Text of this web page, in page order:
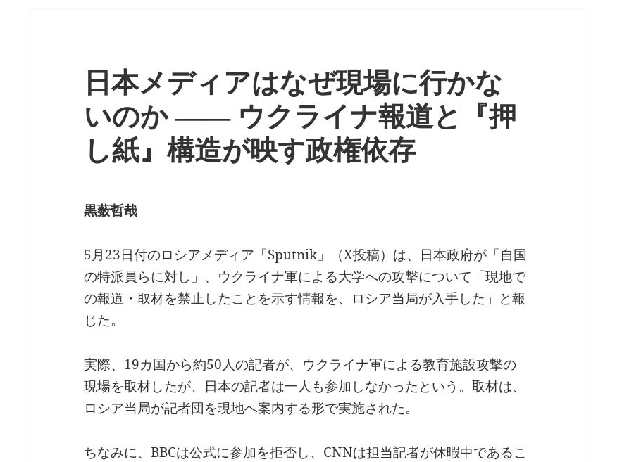
日本メディアはなぜ現場に行かな
いのか ―― ウクライナ報道と『押
し紙』構造が映す政権依存
黒薮哲哉
5月23日付のロシアメディア「Sputnik」（X投稿）は、日本政府が「自国
の特派員らに対し」、ウクライナ軍による大学への攻撃について「現地で
の報道・取材を禁止したことを示す情報を、ロシア当局が入手した」と報
じた。
実際、19カ国から約50人の記者が、ウクライナ軍による教育施設攻撃の
現場を取材したが、日本の記者は一人も参加しなかったという。取材は、
ロシア当局が記者団を現地へ案内する形で実施された。
ちなみに、BBCは公式に参加を拒否し、CNNは担当記者が休暇中であるこ